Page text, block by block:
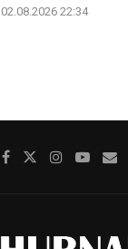
02.08.2026 22:34